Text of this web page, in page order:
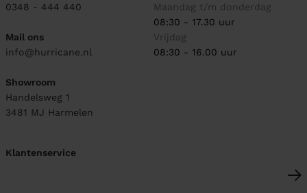
0348 - 444 440
Mail ons
info@hurricane.nl
Showroom
Handelsweg 1
3481 MJ Harmelen
Maandag t/m donderdag
08:30 - 17.30 uur
Vrijdag
08:30 - 16.00 uur
Klantenservice